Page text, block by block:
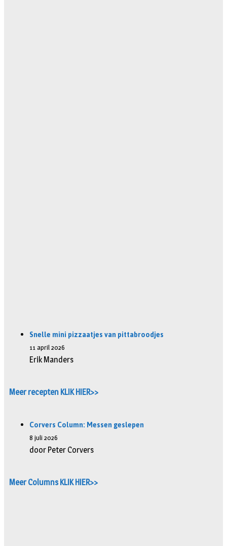
Snelle mini pizzaatjes van pittabroodjes
11 april 2026
Erik Manders
Meer recepten KLIK HIER>>
Corvers Column: Messen geslepen
8 juli 2026
door Peter Corvers
Meer Columns KLIK HIER>>